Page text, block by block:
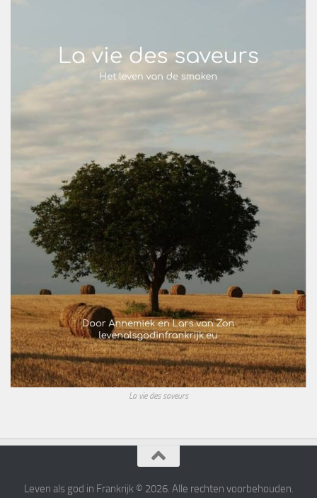
La vie des saveurs
Leven als god in Frankrijk © 2026. Alle rechten voorbehouden.